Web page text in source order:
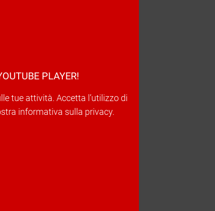
PLAYER!
tue attività. Accetta l’utilizzo di
informativa sulla privacy.